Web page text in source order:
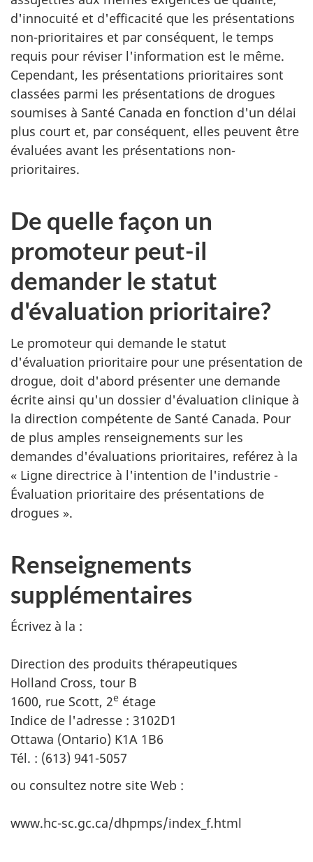
d'innocuité et d'efficacité que les présentations
non-prioritaires et par conséquent, le temps
requis pour réviser l'information est le même.
Cependant, les présentations prioritaires sont
classées parmi les présentations de drogues
soumises à Santé Canada en fonction d'un délai
plus court et, par conséquent, elles peuvent être
évaluées avant les présentations non-
prioritaires.
De quelle façon un
promoteur peut-il
demander le statut
d'évaluation prioritaire?
Le promoteur qui demande le statut
d'évaluation prioritaire pour une présentation de
drogue, doit d'abord présenter une demande
écrite ainsi qu'un dossier d'évaluation clinique à
la direction compétente de Santé Canada. Pour
de plus amples renseignements sur les
demandes d'évaluations prioritaires, reférez à la
« Ligne directrice à l'intention de l'industrie -
Évaluation prioritaire des présentations de
drogues ».
Renseignements
supplémentaires
Écrivez à la :
Direction des produits thérapeutiques
Holland Cross, tour B
1600, rue Scott, 2e étage
Indice de l'adresse : 3102D1
Ottawa (Ontario) K1A 1B6
Tél. : (613) 941-5057
ou consultez notre site Web :
www.hc-sc.gc.ca/dhpmps/index_f.html